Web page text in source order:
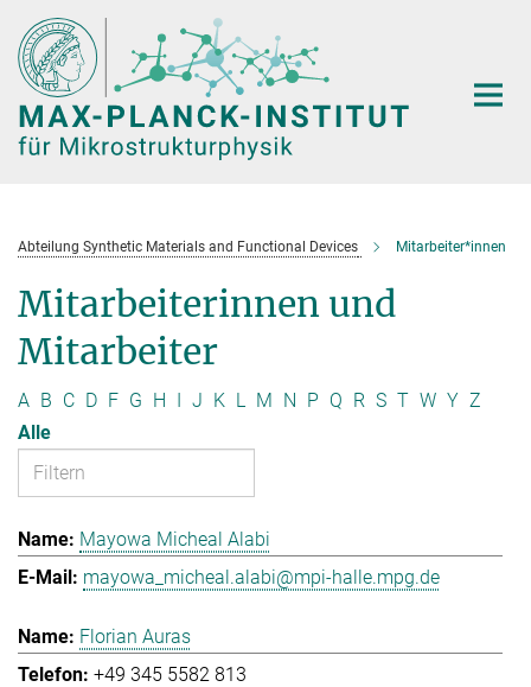
Hauptinhalt
Abteilung Synthetic Materials and Functional Devices Mitarbeiter*innen
Mitarbeiterinnen und
Mitarbeiter
A B C D F G H I J K L M N P Q R S T W Y Z
Alle
Mayowa Micheal Alabi
mayowa_micheal.alabi@mpi-halle.mpg.de
Florian Auras
+49 345 5582 813